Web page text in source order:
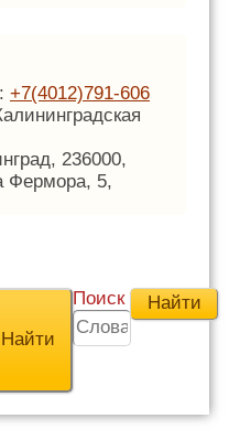
+7(4012)791-606
236000,
Фермора, 5,
Поиск